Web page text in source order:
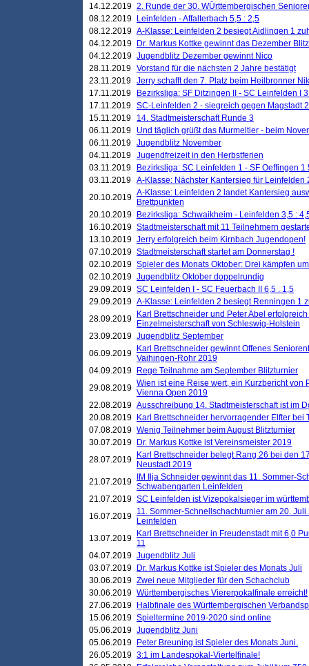
14.12.2019 2. Runde der 30. WÜrttembergischen
08.12.2019
Leinfelden - Affalterbach 5,5 : 2,5
08.12.2019 A-Klasse: Leinfelden 2 besiegt Aidlingen 1
04.12.2019
Dr. Markus Kottke gewinnt das Dezember
04.12.2019 Jugendblitz Dezember gewinnt Nico
28.11.2019 Vorstand für die nächsten 2 Jahre bestätigt
23.11.2019 Jerry schafft den 7. Platz beim Heilbronner
17.11.2019
Bezirksliga: SF Ditzingen II - SC Leinfelden I
17.11.2019 SC-Leinfelden 2 - siegreich gegen Magstadt 2
15.11.2019
14. Stadtmeisterschaft Runde 3
06.11.2019
Und täglich grüßt das Murmeltier - beim
06.11.2019 Jugendblitz November
04.11.2019 Jugendfreizeit in den Herbstferien
03.11.2019
Bezirksliga: SC Leinfelden 1 - SF Oeffingen 1
03.11.2019 A-Klasse: Nächster Kantersieg für Leinfelden
20.10.2019 A-Klasse: Leinfelden 2 landet Kantersieg
Brettpunkten
20.10.2019
Bezirksliga: Schwaikheim - Leinfelden 3,5 :
16.10.2019 Stadtmeisterschaft mit 11 Teilnehmern
13.10.2019 Jerry erfolgreich beim Kirnbach Jugendopen!
07.10.2019 Stadtmeisterschaft startet am Donnerstag !
02.10.2019 Spieler des Monats Oktober: Drei kämpfen
02.10.2019 Jugendblitz Oktober doppelrundig
29.09.2019 SC Leinfelden I - SC Feuerbach II 6,5 . 1,5
29.09.2019 A-Klasse: Leinfelden 2 besiegt Renningen 1
28.09.2019
Karl Brettschneider und Peter Abel
Einzelmeisterschaft von Schleswig-Holstein
23.09.2019 Jugendblitz September
06.09.2019
Karl Brettschneider gewinnt Offenes
Vaihingen-Rohr 2019
04.09.2019
Rege Teilnahme am September Blitzturnier
29.08.2019 Wien ist eine Reise wert, ein Kurzbericht von
Vienna Open 2019
22.08.2019 Ausschreibung 14. Stadtmeisterschaft ist im
20.08.2019
Karl Brettschneider hervorragender Elfter bei
07.08.2019 Wenig Teilnehmer beim August Blitzturnier
30.07.2019
Dr. Markus Kottke ist Vereinsmeister 2019
28.07.2019
Karl Brettschneider belegt Rang 26 bei den
Neustadt 2019
21.07.2019
IM Ilja Schneider gewinnt das 11. Sommer-
Schwabengarten Leinfelden
21.07.2019 SC Leinfelden ist Vizepokalsieger im
16.07.2019 11. Sommer-Schnellschachturnier am 20.
Leinfelden
13.07.2019
Karl Brettschneider in Freudenstadt mit 6,0
11
04.07.2019 Jugendblitz Juli
03.07.2019
Dr. Markus Kottke ist Spieler des Monats Juli
30.06.2019 Zwei neue Mitglieder für den Schachclub
30.06.2019 Württembergisches Viererpokalfinale erreicht!
27.06.2019
Halbfinale des Württembergischen
15.06.2019 Spieltermine 2019-2020 sind online
05.06.2019 Jugendblitz Juni
05.06.2019
Peter Breuning ist Spieler des Monats Juni.
26.05.2019 3:1 im Landespokal-Viertelfinale!